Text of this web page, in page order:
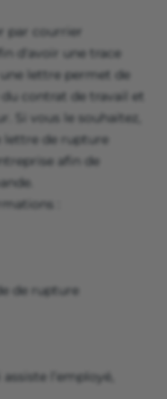
par courrier
d'avoir une trace
lettre permet de
contrat de travail et
Si vous le souhaitez,
lettre de rupture
afin de
:
de rupture
l’employé,